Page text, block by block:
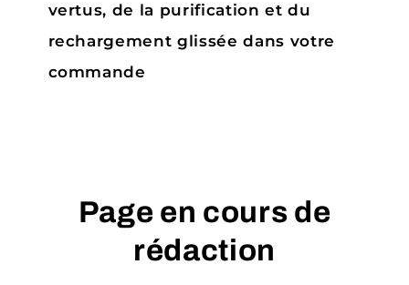
vertus, de la purification et du
rechargement glissée dans votre
commande
Page en cours de
rédaction